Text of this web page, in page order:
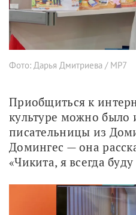
Фото: Дарья Дмитриева / МР7
Приобщиться к
культуре можно было
писательницы из
Домингес — она
«Чикита, я всегда